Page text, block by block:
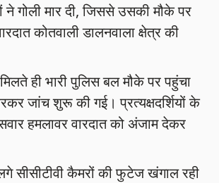
गोली मार दी, जिससे उसकी मौके पर
कोतवाली डालनवाला क्षेत्र की
ही भारी पुलिस बल मौके पर पहुंचा
जांच शुरू की गई। प्रत्यक्षदर्शियों के
हमलावर वारदात को अंजाम देकर
सीसीटीवी कैमरों की फुटेज खंगाल रही